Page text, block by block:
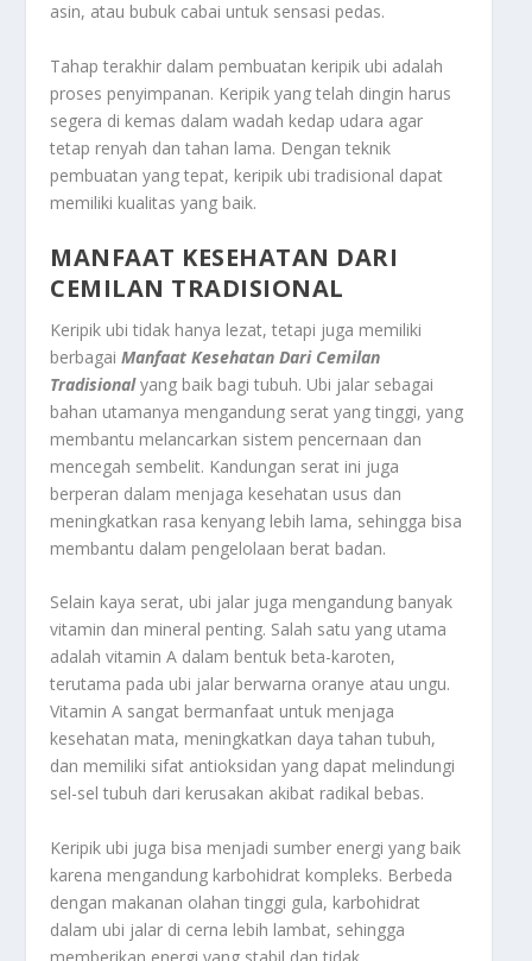
asin, atau bubuk cabai untuk sensasi pedas.
Tahap terakhir dalam pembuatan keripik ubi adalah
proses penyimpanan. Keripik yang telah dingin harus
segera di kemas dalam wadah kedap udara agar
tetap renyah dan tahan lama. Dengan teknik
pembuatan yang tepat, keripik ubi tradisional dapat
memiliki kualitas yang baik.
MANFAAT KESEHATAN DARI
CEMILAN TRADISIONAL
Keripik ubi tidak hanya lezat, tetapi juga memiliki
berbagaiManfaat Kesehatan Dari Cemilan
Tradisionalyang baik bagi tubuh. Ubi jalar sebagai
bahan utamanya mengandung serat yang tinggi, yang
membantu melancarkan sistem pencernaan dan
mencegah sembelit. Kandungan serat ini juga
berperan dalam menjaga kesehatan usus dan
meningkatkan rasa kenyang lebih lama, sehingga bisa
membantu dalam pengelolaan berat badan.
Selain kaya serat, ubi jalar juga mengandung banyak
vitamin dan mineral penting. Salah satu yang utama
adalah vitamin A dalam bentuk beta-karoten,
terutama pada ubi jalar berwarna oranye atau ungu.
Vitamin A sangat bermanfaat untuk menjaga
kesehatan mata, meningkatkan daya tahan tubuh,
dan memiliki sifat antioksidan yang dapat melindungi
sel-sel tubuh dari kerusakan akibat radikal bebas.
Keripik ubi juga bisa menjadi sumber energi yang baik
karena mengandung karbohidrat kompleks. Berbeda
dengan makanan olahan tinggi gula, karbohidrat
dalam ubi jalar di cerna lebih lambat, sehingga